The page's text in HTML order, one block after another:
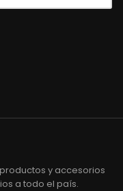
y accesorios
a todo el país.